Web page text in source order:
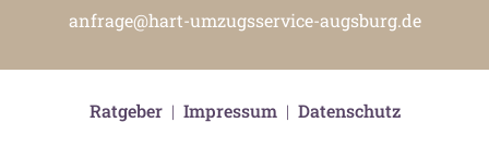
anfrage@hart-umzugsservice-augsburg.de
Ratgeber| Impressum| Datenschutz